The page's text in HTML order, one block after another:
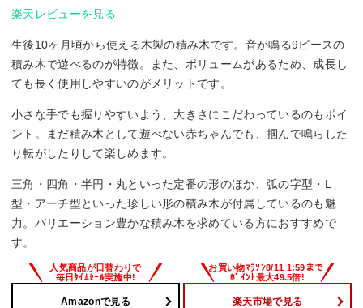
楽天レビューを見る
生後10ヶ月頃から使える木製の積み木です。音が鳴る9ピースの
積み木で遊べるのが特徴。また、ボリュームがあるため、成長し
ても長く使用しやすいのがメリットです。
小さな手でも握りやすいよう、大きさにこだわっているのもポイ
ント。まだ積み木として遊べない赤ちゃんでも、掴んで鳴らした
り転がしたりして楽しめます。
三角・四角・半円・丸といった定番の形のほか、弧の字型・L
型・アーチ型といった珍しい形の積み木が付属しているのも魅
力。バリエーション豊かな積み木を求めている方におすすめで
す。
Amazonで見る 楽天市場で見る